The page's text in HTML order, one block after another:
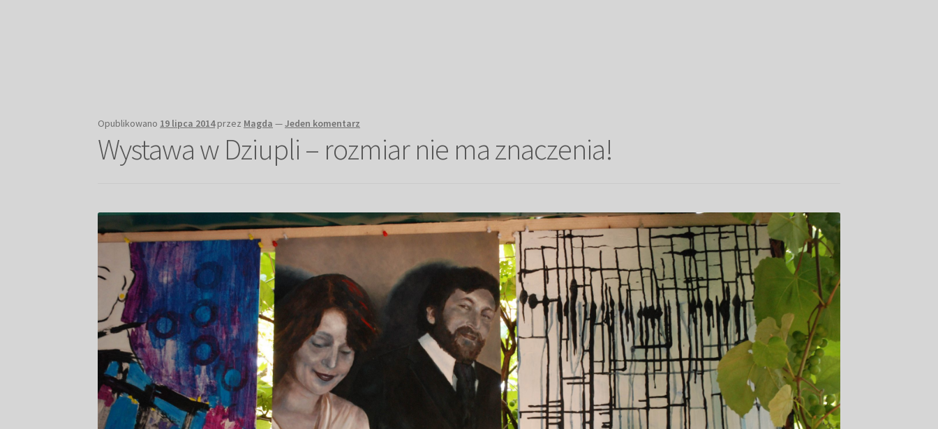
Opublikowano 19 lipca 2014 przez Magda —Jeden komentarz
Wystawa w Dziupli – rozmiar nie ma znaczenia!